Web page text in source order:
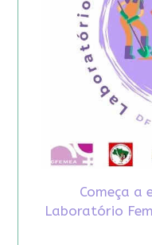
Começa a
Laboratório